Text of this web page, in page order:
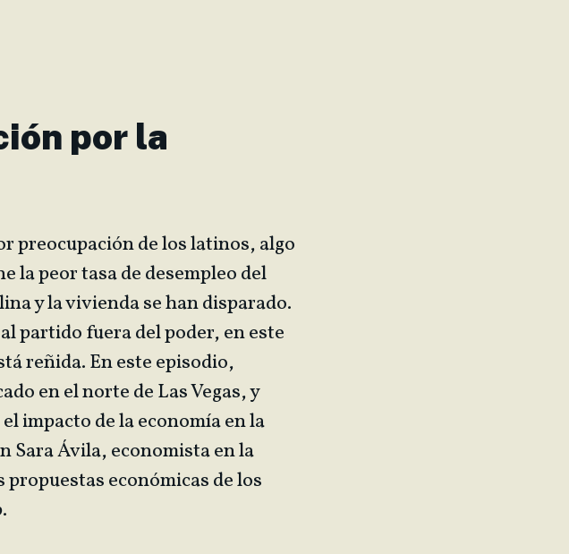
por la
preocupación de los latinos, algo
la peor tasa de desempleo del
y la vivienda se han disparado.
partido fuera del poder, en este
reñida. En este episodio,
en el norte de Las Vegas,y
el impacto de la economía en la
Sara Ávila, economista en la
económicas de los